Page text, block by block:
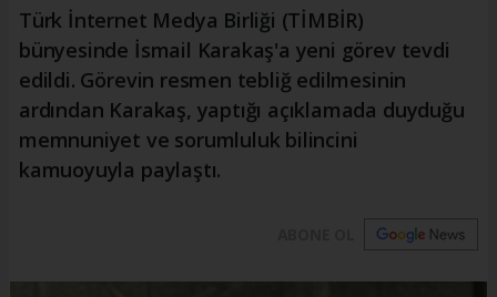
Türk İnternet Medya Birliği (TİMBİR)
bünyesinde İsmail Karakaş'a yeni görev tevdi
edildi. Görevin resmen tebliğ edilmesinin
ardından Karakaş, yaptığı açıklamada duyduğu
memnuniyet ve sorumluluk bilincini
kamuoyuyla paylaştı.